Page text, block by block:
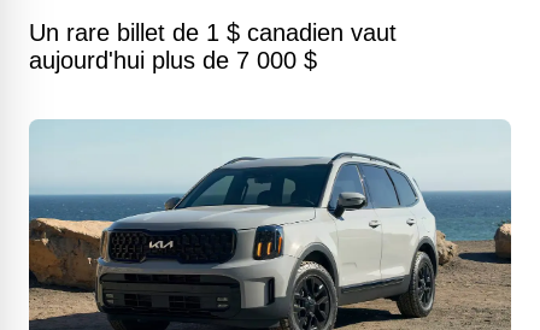
Un rare billet de 1 $ canadien vaut
aujourd'hui plus de 7 000 $